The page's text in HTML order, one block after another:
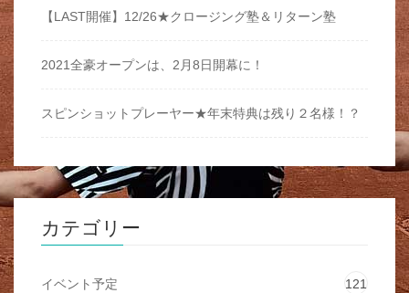
【LAST開催】12/26★クロージング塾＆リターン塾
2021全豪オープンは、2月8日開幕に！
スピンショットプレーヤー★年末特典は残り２名様！？
カテゴリー
イベント予定 121